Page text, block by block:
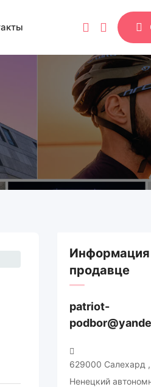
Информация
продавце
patriot-
629000 Салехард
Ненецкий